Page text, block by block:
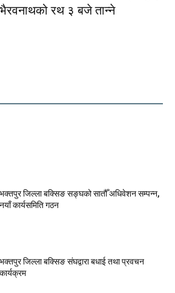
भैरवनाथको रथ ३ बजे तान्ने
भक्तपुर जिल्ला बक्सिङ सङ्घको सातौँ अधिवेशन सम्पन्न,
नयाँ कार्यसमिति गठन
भक्तपुर जिल्ला बक्सिङ संघद्वारा बधाई तथा प्रवचन
कार्यक्रम